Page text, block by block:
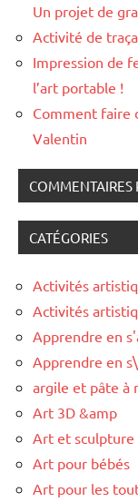
Un projet de
Activité de
Impression de
l’art portable !
Comment faire
Valentin
COMMENTAIRES
CATÉGORIES
Activités
Activités
Apprendre en
Apprendre en
argile et pâte à
Art 3D &amp
Art et sculpture
Art pour bébés
Art pour les